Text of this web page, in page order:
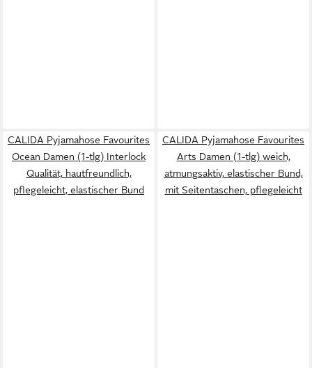
CALIDA Pyjamahose Favourites
Ocean Damen (1-tlg) Interlock
Qualität, hautfreundlich,
pflegeleicht, elastischer Bund
CALIDA Pyjamahose Favourites
Arts Damen (1-tlg) weich,
atmungsaktiv, elastischer Bund,
mit Seitentaschen, pflegeleicht